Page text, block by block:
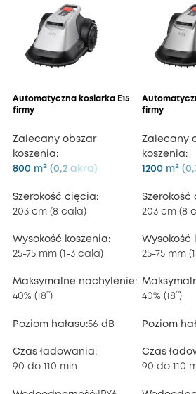
Automatyczna kosiarka E15
firmy
Zalecany obszar
koszenia:
800 m² (0,2 akra)
Szerokość cięcia:
203 cm (8 cala)
Wysokość koszenia:
25-75 mm (1-3 cala)
Maksymalne nachylenie:
40% (18°)
Poziom hałasu:56 dB
Czas ładowania:
90 do 110 min
firmy
Zalecany
koszenia:
1200 m²
Szerokość
203 cm (8
Wysokość
25-75 mm
40% (18°)
Poziom
Czas
90 do 110